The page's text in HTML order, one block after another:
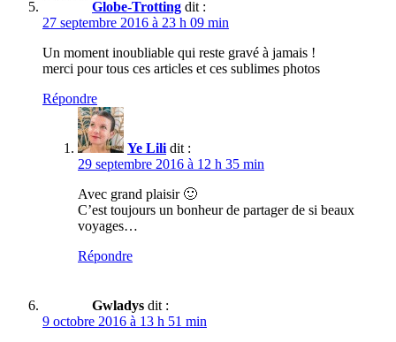
Globe-Trotting dit :
27 septembre 2016 à 23 h 09 min
Un moment inoubliable qui reste gravé à jamais !
merci pour tous ces articles et ces sublimes photos
Répondre
Ye Lili dit :
29 septembre 2016 à 12 h 35 min
Avec grand plaisir 🙂
C’est toujours un bonheur de partager de si beaux
voyages…
Répondre
Gwladys dit :
9 octobre 2016 à 13 h 51 min